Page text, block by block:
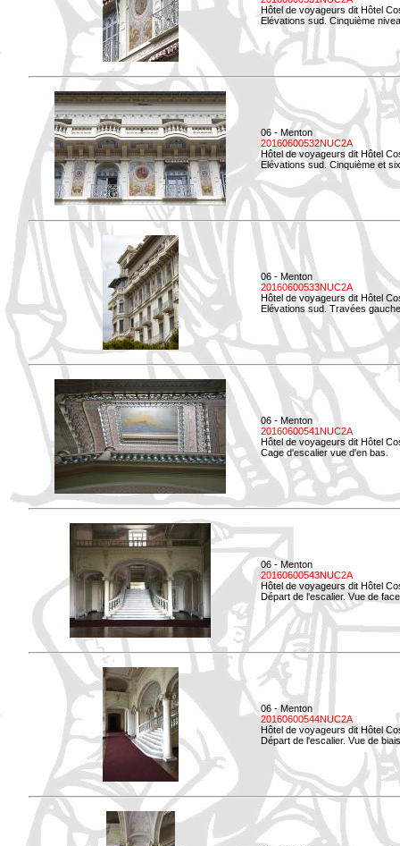
Hôtel de voyageurs dit Hôtel
Elévations sud. Cinquième
06 - Menton
20160600532NUC2A
Hôtel de voyageurs dit Hôtel
Elévations sud. Cinquième et
06 - Menton
20160600533NUC2A
Hôtel de voyageurs dit Hôtel
Elévations sud. Travées
06 - Menton
20160600541NUC2A
Hôtel de voyageurs dit Hôtel
Cage d'escalier vue d'en bas.
06 - Menton
20160600543NUC2A
Hôtel de voyageurs dit Hôtel
Départ de l'escalier. Vue de
06 - Menton
20160600544NUC2A
Hôtel de voyageurs dit Hôtel
Départ de l'escalier. Vue de